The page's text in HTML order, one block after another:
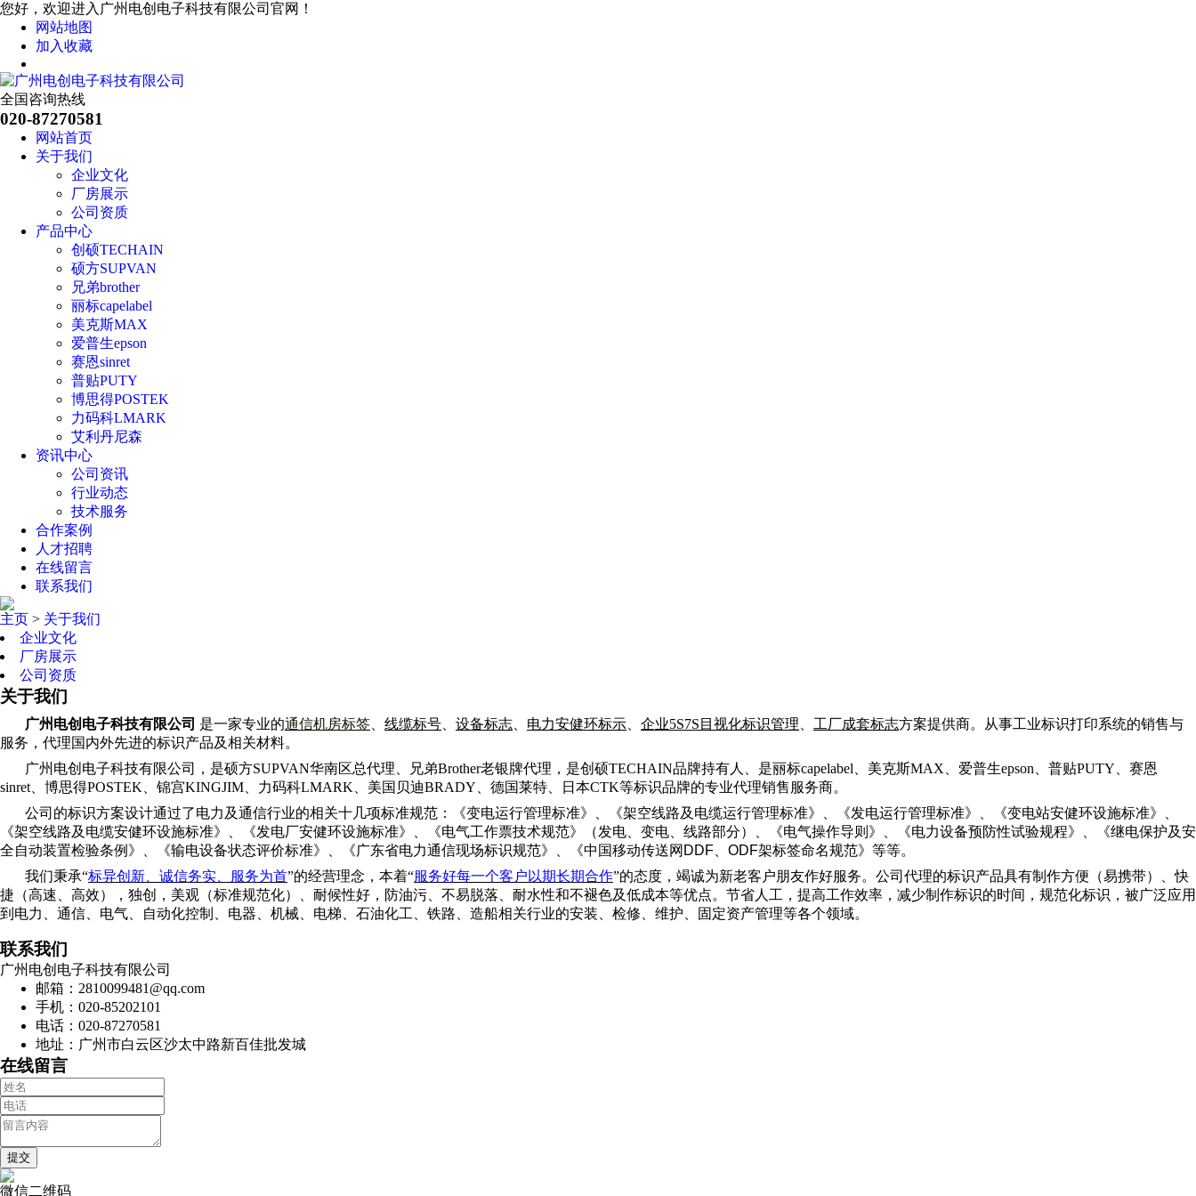
您好，欢迎进入广州电创电子科技有限公司官网！
网站地图
加入收藏
全国咨询热线
020-87270581
网站首页
关于我们
企业文化
厂房展示
公司资质
产品中心
创硕TECHAIN
硕方SUPVAN
兄弟brother
丽标capelabel
美克斯MAX
爱普生epson
赛恩sinret
普贴PUTY
博思得POSTEK
力码科LMARK
艾利丹尼森
资讯中心
公司资讯
行业动态
技术服务
合作案例
人才招聘
在线留言
联系我们
主页 > 关于我们
企业文化
厂房展示
公司资质
关于我们
广州电创电子科技有限公司 是一家专业的通信机房标签 线缆标号 设备标志 电力安健环标示 企业5S7S目视化标识管理 工厂成套标志方案提供商。
从事工业标识打印系统的销售与
服务，代理国内外先进的标识产品及相关材料。
广州电创电子科技有限公司，是硕方SUPVAN华南区总代理、兄弟Brother老银牌代理，是创硕TECHAIN品牌持有人、是丽标capelabel 、美克斯MAX 、爱普生epson 、普贴PUTY 、赛恩
sinret 、博思得POSTEK 、锦宫KINGJIM 、力码科LMARK 、美国贝迪BRADY 、德国莱特、日本CTK等标识品牌的专业代理销售服务商。
公司的标识方案设计通过了电力及通信行业的相关十几项标准规范：《变电运行管理标准》、《架空线路及电缆运行管理标准》、《发电运行管理标准》、《变电站安健环设施标准》、
《架空线路及电缆安健环设施标准》、《发电厂安健环设施标准》、《电气工作票技术规范》（发电、变电、线路部分）、《电气操作导则》、《电力设备预防性试验规程》、《继电保护及安
全自动装置检验条例》、《输电设备状态评价标准》、《广东省电力通信现场标识规范》、《中国移动传送网 DDF ODF架标签命名规范》等等。
我们秉承“标异创新、诚信务实、服务为首”的经营理念，本着“服务好每一个客户以期长期合作”的态度，竭诚为新老客户朋友作好服务。公司代理的标识产品具有制作方便（易携带）、快
捷（高速、高效），独创，美观（标准规范化）、耐候性好，防油污、不易脱落、耐水性和不褪色及低成本等优点。节省人工，提高工作效率，减少制作标识的时间，规范化标识，被广泛应用
到电力、通信、电气、自动化控制、电器、机械、电梯、石油化工、铁路、造船相关行业的安装、检修、维护、固定资产管理等各个领域。
联系我们
广州电创电子科技有限公司
邮箱：2810099481@qq.com
手机：020-85202101
电话：020-87270581
地址：广州市白云区沙太中路新百佳批发城
在线留言
微信二维码